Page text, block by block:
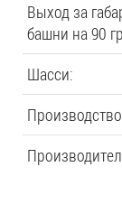
Выход за
башни на 90
Шасси: